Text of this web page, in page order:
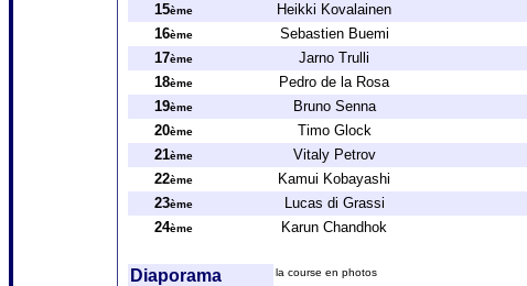
15ème Heikki Kovalainen
16ème Sebastien Buemi
17ème Jarno Trulli
18ème Pedro de la Rosa
19ème Bruno Senna
20ème Timo Glock
21ème Vitaly Petrov
22ème Kamui Kobayashi
23ème Lucas di Grassi
24ème Karun Chandhok
Diaporama la course en photos